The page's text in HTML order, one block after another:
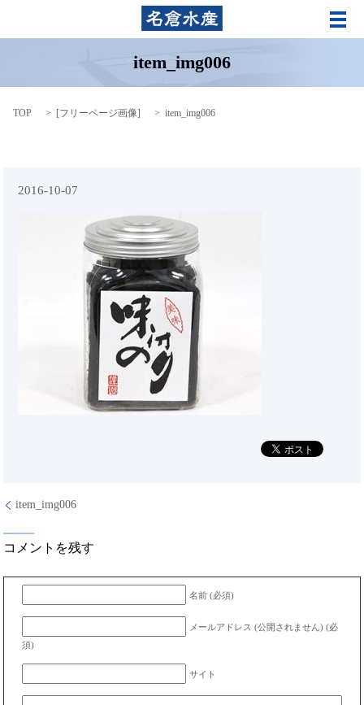
メ
item_img006
TOP [フリーページ画像] item_img006
2016-10-07
item_img006
コメントを残す
名前 (必須)
メールアドレス (公開されません) (必
須)
サイト